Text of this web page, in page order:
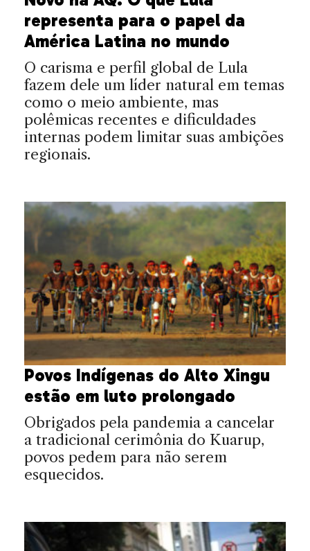
representa para o papel da
América Latina no mundo
O carisma e perfil global de Lula
fazem dele um líder natural em temas
como o meio ambiente, mas
polêmicas recentes e dificuldades
internas podem limitar suas ambições
regionais.
Povos Indígenas do Alto Xingu
estão em luto prolongado
Obrigados pela pandemia a cancelar
a tradicional cerimônia do Kuarup,
povos pedem para não serem
esquecidos.